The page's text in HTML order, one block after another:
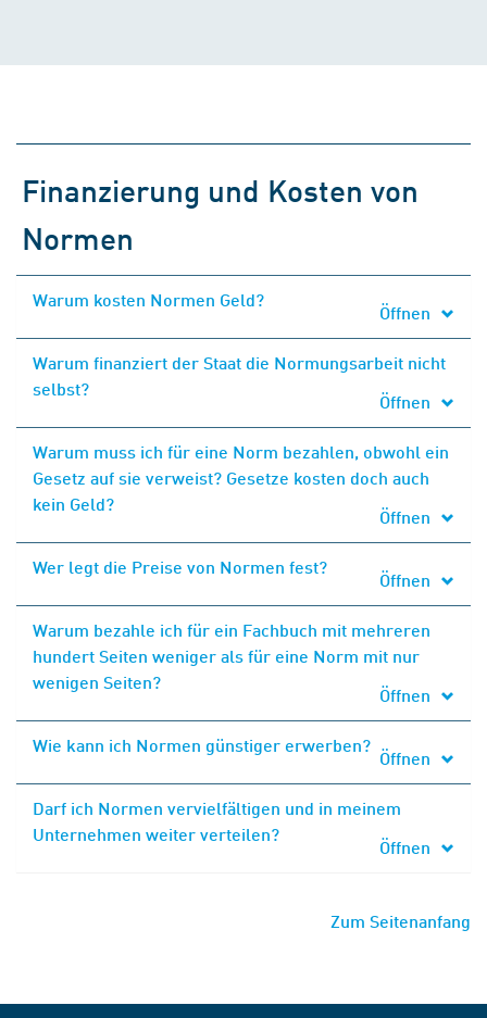
Finanzierung und Kosten von
Normen
Warum kosten Normen Geld?
Öffnen
Warum finanziert der Staat die Normungsarbeit nicht
selbst?
Öffnen
Warum muss ich für eine Norm bezahlen, obwohl ein
Gesetz auf sie verweist? Gesetze kosten doch auch
kein Geld?
Öffnen
Wer legt die Preise von Normen fest?
Öffnen
Warum bezahle ich für ein Fachbuch mit mehreren
hundert Seiten weniger als für eine Norm mit nur
wenigen Seiten?
Öffnen
Wie kann ich Normen günstiger erwerben?
Öffnen
Darf ich Normen vervielfältigen und in meinem
Unternehmen weiter verteilen?
Öffnen
Zum Seitenanfang